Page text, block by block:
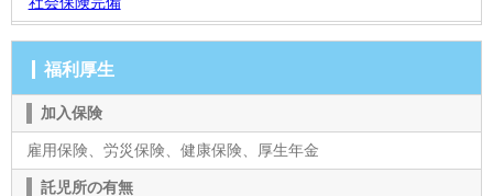
福利厚生
加入保険
雇用保険、労災保険、健康保険、厚生年金
託児所の有無